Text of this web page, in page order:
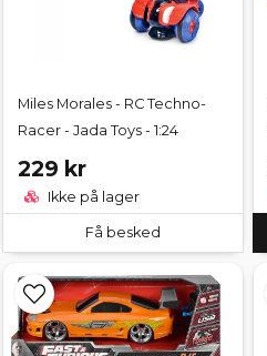
Miles Morales - RC Techno-
Racer - Jada Toys - 1:24
229 kr
Ikke på lager
Få besked